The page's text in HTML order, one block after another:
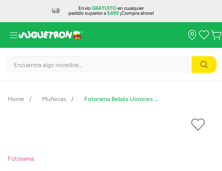
EnvíoGRATUITOen cualquier
pedido superior a$499¡Compra ahora!
Encuentra algo increíble...
Muñecas Fotorama Bebés Llorones Day Care Coney
Fotorama